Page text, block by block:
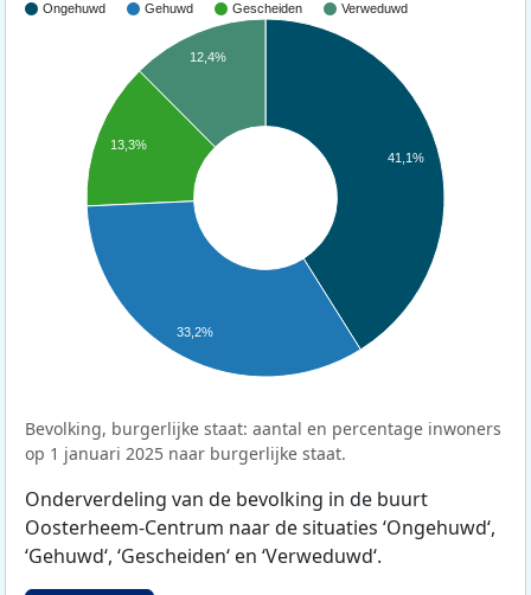
Ongehuwd Gehuwd Gescheiden Verweduwd
41,1%
12,4%
13,3%
33,2%
Bevolking, burgerlijke staat: aantal en percentage inwoners
op 1 januari 2025 naar burgerlijke staat.
Onderverdeling van de bevolking in de buurt
Oosterheem-Centrum naar de situaties ‘Ongehuwd‘,
‘Gehuwd‘, ‘Gescheiden‘ en ‘Verweduwd‘.